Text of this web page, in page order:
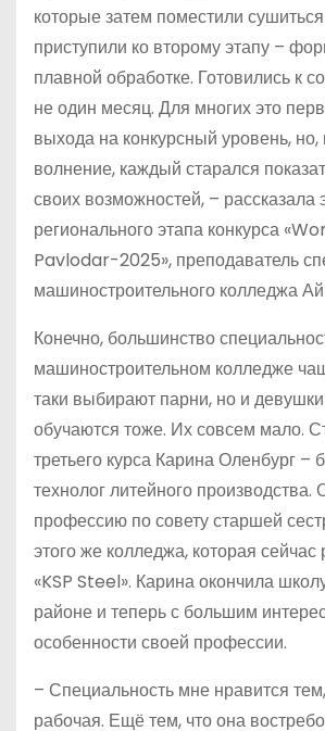
которые затем поместили
приступили ко второму этапу –
плавной обработке. Готовились к
не один месяц. Для многих это
выхода на конкурсный уровень,
волнение, каждый старался
своих возможностей, – рассказала
регионального этапа конкурса
Pavlodar-2025», преподаватель
машиностроительного колледжа
Конечно, большинство
машиностроительном колледже
таки выбирают парни, но и
обучаются тоже. Их совсем мало.
третьего курса Карина Оленбург –
технолог литейного
профессию по совету старшей
этого же колледжа, которая
«KSP Steel». Карина окончила
районе и теперь с большим
особенности своей профессии.
– Специальность мне нравится
рабочая. Ещё тем, что она